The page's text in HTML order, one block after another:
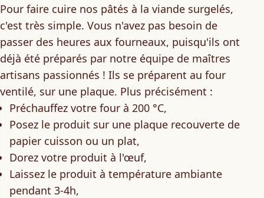
Pour faire cuire nos pâtés à la viande surgelés,
c'est très simple. Vous n'avez pas besoin de
passer des heures aux fourneaux, puisqu'ils ont
déjà été préparés par notre équipe de maîtres
artisans passionnés ! Ils se préparent au four
ventilé, sur une plaque. Plus précisément :
Préchauffez votre four à 200 °C,
Posez le produit sur une plaque recouverte de
papier cuisson ou un plat,
Dorez votre produit à l'œuf,
Laissez le produit à température ambiante
pendant 3-4h,